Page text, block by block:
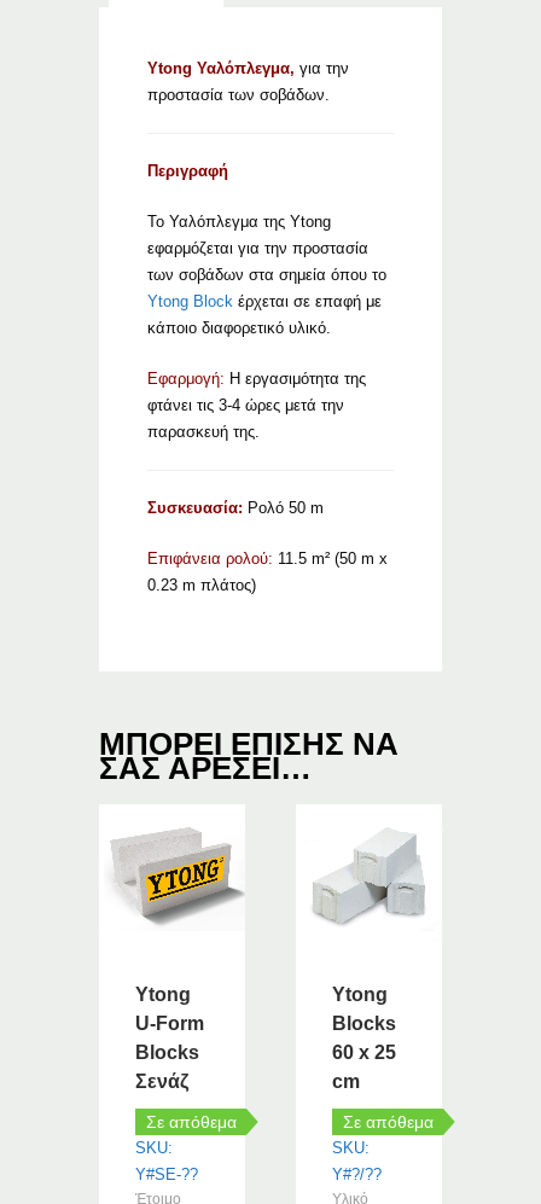
Ytong Υαλόπλεγμα,για την
προστασία των σοβάδων.
Περιγραφή
Το Υαλόπλεγμα της Ytong
εφαρμόζεται για την προστασία
των σοβάδων στα σημεία όπου το
Ytong Block έρχεται σε επαφή με
κάποιο διαφορετικό υλικό.
Εφαρμογή: Η εργασιμότητα της
φτάνει τις 3-4 ώρες μετά την
παρασκευή της.
Συσκευασία: Ρολό 50 m
Επιφάνεια ρολού: 11.5 m² (50 m x
0.23 m πλάτος)
ΜΠΟΡΕΊ ΕΠΊΣΗΣ ΝΑ
ΣΑΣ ΑΡΈΣΕΙ…
Ytong
U-Form
Blocks
Σενάζ
Σε απόθεμα
SKU:
Y#SE-??
Έτοιμο
Ytong
Blocks
60 x 25
cm
Σε απόθεμα
SKU:
Y#?/??
Υλικό